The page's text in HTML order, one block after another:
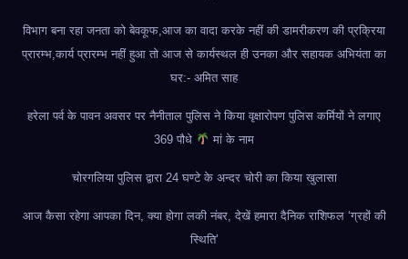
विभाग बना रहा जनता को बेवकूफ,आज का वादा करके नहीं की डामरीकरण की प्रक्रिया
प्रारम्भ,कार्य प्रारम्भ नहीं हुआ तो आज से कार्यस्थल ही उनका और सहायक अभियंता का
घर:- अमित साह
हरेला पर्व के पावन अवसर पर नैनीताल पुलिस ने किया वृक्षारोपण पुलिस कर्मियों ने लगाए
369 पौधे
मां के नाम
चोरगलिया पुलिस द्वारा 24 घण्टे के अन्दर चोरी का किया खुलासा
आज कैसा रहेगा आपका दिन, क्या होगा लकी नंबर, देखें हमारा दैनिक राशिफल ‘ग्रहों की
स्थिति’